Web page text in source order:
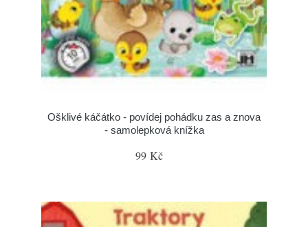
Ošklivé káčátko - povídej pohádku zas a znova
- samolepková knížka
99 Kč